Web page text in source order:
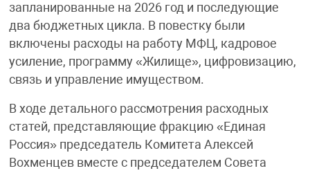
запланированные на 2026 год и последующие
два бюджетных цикла. В повестку были
включены расходы на работу МФЦ, кадровое
усиление, программу «Жилище», цифровизацию,
связь и управление имуществом.
В ходе детального рассмотрения расходных
статей, представляющие фракцию «Единая
Россия» председатель Комитета Алексей
Вохменцев вместе с председателем Совета